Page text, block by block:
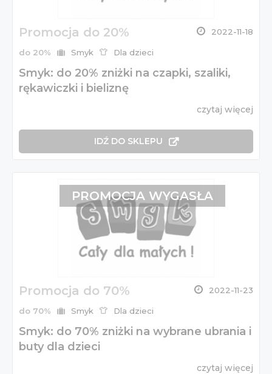
Promocja do 20% 2022-11-18
do 20% Smyk Dla dzieci
Smyk: do 20% zniżki na czapki, szaliki,
rękawiczki i bieliznę
czytaj więcej
IDŹ DO SKLEPU
Promocja do 70% 2022-11-23
do 70% Smyk Dla dzieci
Smyk: do 70% zniżki na wybrane ubrania i
buty dla dzieci
czytaj więcej
PROMOCJA WYGASŁA